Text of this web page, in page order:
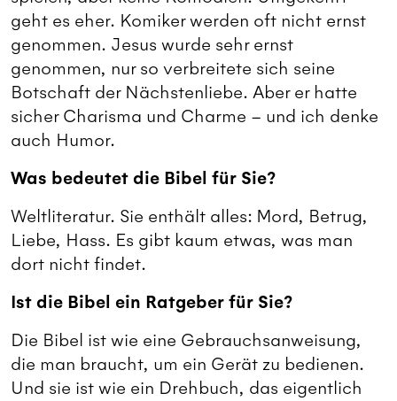
geht es eher. Komiker werden oft nicht ernst
genommen. Jesus wurde sehr ernst
genommen, nur so verbreitete sich seine
Botschaft der Nächstenliebe. Aber er hatte
sicher Charisma und Charme – und ich denke
auch Humor.
Was bedeutet die Bibel für Sie?
Weltliteratur. Sie enthält alles: Mord, Betrug,
Liebe, Hass. Es gibt kaum etwas, was man
dort nicht findet.
Ist die Bibel ein Ratgeber für Sie?
Die Bibel ist wie eine Gebrauchsanweisung,
die man braucht, um ein Gerät zu bedienen.
Und sie ist wie ein Drehbuch, das eigentlich